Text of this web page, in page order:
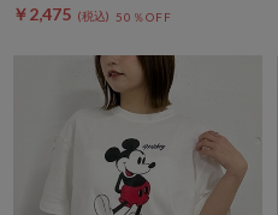
￥2,475 50％OFF